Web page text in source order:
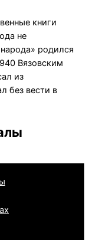
книги
не
родился
Вязовским
из
без вести в